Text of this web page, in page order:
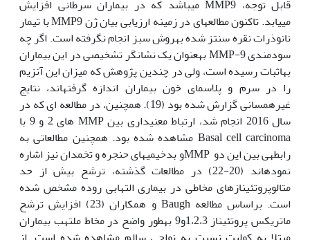
قابل توجه، MMP9 می‏باشد که در بیماران سرطانی افزایش
می‏یابد. تاکنون مطالعه‏ای در زمینه ارزیابی بیان ژن MMP9 با تیمار
نانوذرات نقره سنتز شده به‏روش سبز انجام نگرفته است. اگر چه
سودمندی MMP-9 به‏عنوان یک نشانگر تشخیصی در این بیماران
به‏اثبات رسیده است، ولی در چندین پژوهش که میزان این آنزیم
را در سرم و پلاسمای خون بیماران اندازه گرفته‏اند، نتایج
غیرهمسانی گزارش شده بود (19). همچنین، در مطالعه ای که در
سال 2016 انجام شد، ارتباط معنی‏داری بین MMP های 2 و 9 با
Basal cell carcinoma مشاهده شده بود. همچنین مطالعاتی به
رابطه‏ی بین این دو MMPو بدخیمی‏های حنجره و تخمدان نیز اشاره
نموده‏اند (20-22) در مطالعات گذشته، ترشح بیش از حد
متالوپروتئینازهای مخاطی در بیماری التهابی روده مشخص شده
است. براساس مطالعه Baugh و همکاران (23) افزایش ترشح
ماتریکس پروتئیناز 1،2،3و9 به‏طور واضح در مخاط ملتهب بیماران